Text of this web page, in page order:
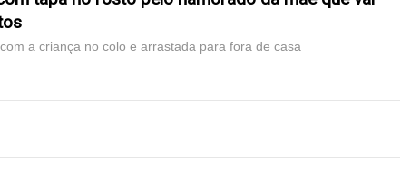
a criança no colo e arrastada para fora de casa